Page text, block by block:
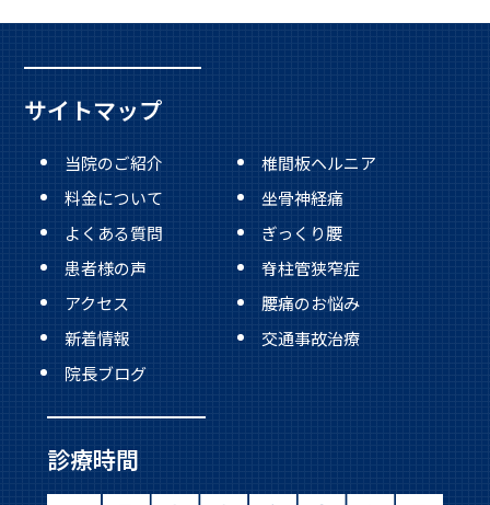
サイトマップ
当院のご紹介
料金について
よくある質問
患者様の声
アクセス
新着情報
椎間板ヘルニア
坐骨神経痛
ぎっくり腰
脊柱管狭窄症
腰痛のお悩み
交通事故治療
院長ブログ
診療時間